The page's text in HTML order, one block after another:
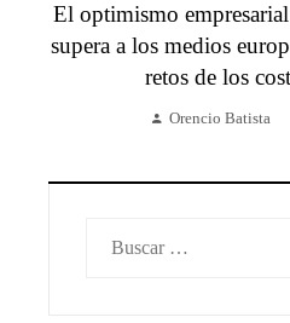
El optimismo
supera a los medios
retos de los
Orencio Batista